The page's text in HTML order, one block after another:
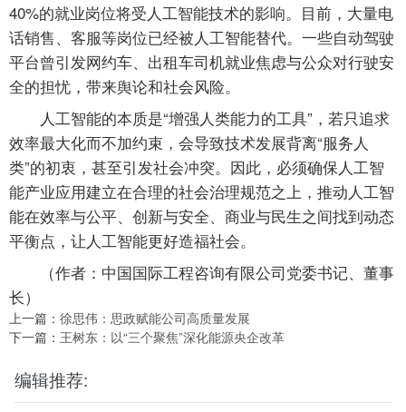
40%的就业岗位将受人工智能技术的影响。目前，大量电
话销售、客服等岗位已经被人工智能替代。一些自动驾驶
平台曾引发网约车、出租车司机就业焦虑与公众对行驶安
全的担忧，带来舆论和社会风险。
人工智能的本质是“增强人类能力的工具”，若只追求
效率最大化而不加约束，会导致技术发展背离“服务人
类”的初衷，甚至引发社会冲突。因此，必须确保人工智
能产业应用建立在合理的社会治理规范之上，推动人工智
能在效率与公平、创新与安全、商业与民生之间找到动态
平衡点，让人工智能更好造福社会。
（作者：中国国际工程咨询有限公司党委书记、董事
长）
上一篇： 徐思伟：思政赋能公司高质量发展
下一篇： 王树东：以“三个聚焦”深化能源央企改革
编辑推荐: